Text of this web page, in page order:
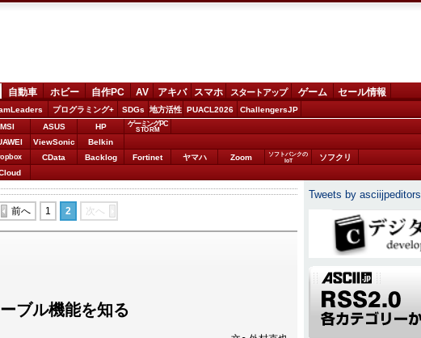
自動車 ホビー 自作PC AV アキバ スマホ スタートアップ ゲーム セール情報
プログラミング+ SDGs 地方活性 PUACL2026 ChallengersJP
MSI ASUS HP ゲーミングPC
STORM
ViewSonic Belkin
CData Backlog Fortinet ヤマハ Zoom
ソフトバンクの
IoT
ソフクリ
前へ 1 2 次へ
ブル機能を知る
Tweets by asciijpeditors